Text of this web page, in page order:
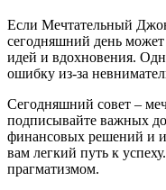
Если Мечтательный
сегодняшний день
идей и вдохновения.
ошибку из-за
Сегодняшний совет –
подписывайте важных
финансовых решений и
вам легкий путь к
прагматизмом.